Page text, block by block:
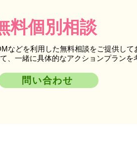
料個別相談
などを利用した無料相談をご提供し
、一緒に具体的なアクションプランを
問い合わせ